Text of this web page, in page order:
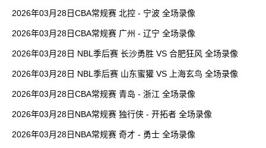
2026年03月28日CBA常规赛 北控 - 宁波 全场录像
2026年03月28日CBA常规赛 广州 - 辽宁 全场录像
2026年03月28日 NBL季后赛 长沙勇胜 VS 合肥狂风 全场录像
2026年03月28日 NBL季后赛 山东蜜獾 VS 上海玄鸟 全场录像
2026年03月28日CBA常规赛 青岛 - 浙江 全场录像
2026年03月28日NBA常规赛 独行侠 - 开拓者 全场录像
2026年03月28日NBA常规赛 奇才 - 勇士 全场录像